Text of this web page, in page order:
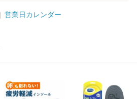
営業日カレンダー